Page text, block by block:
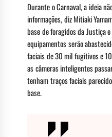
Durante o Carnaval, a ideia
informações, diz Mitiaki
base de foragidos da Justiça
equipamentos serão
faciais de 30 mil fugitivos e
as câmeras inteligentes
tenham traços faciais
base.